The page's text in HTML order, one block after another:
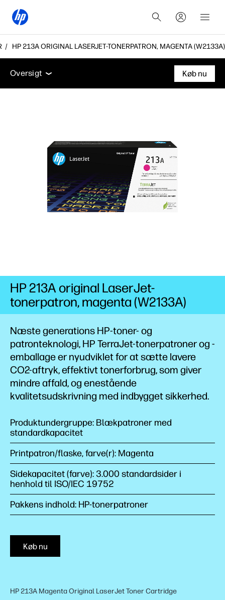
HP 213A ORIGINAL LASERJET-TONERPATRON, MAGENTA (W2133A)
Oversigt
Support
Oversigt
Køb nu
Næste generations HP-toner- og
patronteknologi, HP TerraJet-tonerpatroner og -
emballage er nyudviklet for at sætte lavere
CO2-aftryk,effektivt tonerforbrug, som giver
mindre affald, og enestående
kvalitetsudskrivning med indbyggetsikkerhed.
Produktundergruppe: Blækpatroner med
standardkapacitet
Printpatron/flaske, farve(r): Magenta
Sidekapacitet (farve): 3.000 standardsider i
henhold til ISO/IEC 19752
Pakkens indhold: HP-tonerpatroner
Køb nu
HP 213A Magenta Original LaserJet Toner Cartridge
HP 213A original LaserJet-
tonerpatron, magenta (W2133A)